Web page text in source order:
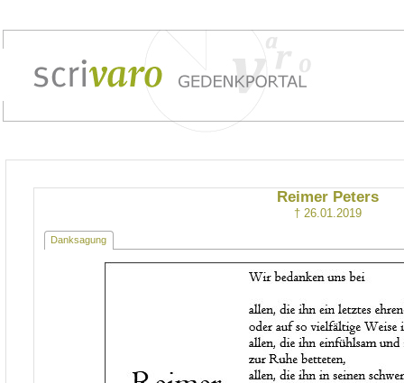
Reimer Peters
† 26.01.2019
Danksagung